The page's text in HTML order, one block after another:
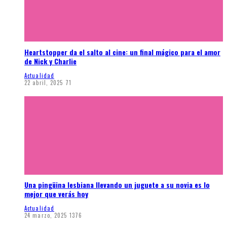
Heartstopper da el salto al cine: un final mágico para el amor
de Nick y Charlie
Actualidad
22 abril, 2025 71
Una pingüina lesbiana llevando un juguete a su novia es lo
mejor que verás hoy
Actualidad
24 marzo, 2025 1376